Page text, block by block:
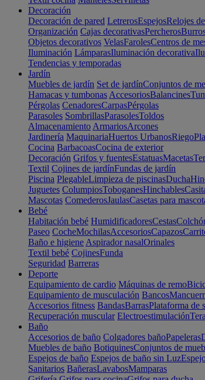
Decoración
Decoración de pared LetrerosEspejosRelojes
Organización Cajas decorativasPercheros
Objetos decorativos VelasFarolesCentros de
Iluminación LámparasIluminación decorativa
Tendencias y temporadas
Jardín
Muebles de jardín Set de jardínConjuntos de
Hamacas y tumbonas AccesoriosBalancines
Pérgolas CenadoresCarpasPérgolas
Parasoles SombrillasParasolesToldos
Almacenamiento ArmariosArcones
Jardinería MaquinariaHuertos UrbanosRiego
Cocina BarbacoasCocina de exterior
Decoración Grifos y fuentesEstatuasMacetas
Textil Cojines de jardínFundas de jardín
Piscina PlegableLimpieza de piscinasDucha
Juguetes ColumpiosToboganesHinchables
Mascotas ComederosJaulasCasetas para
Bebé
Habitación bebé HumidificadoresCestas
Paseo CocheMochilasAccesoriosCapazos
Baño e higiene Aspirador nasalOrinales
Textil bebé CojinesFunda
Seguridad Barreras
Deporte
Equipamiento de cardio Máquinas de remo
Equipamiento de musculación Bancos
Accesorios fitness BandasBarrasPlataforma de
Recuperación muscular Electroestimulación
Baño
Accesorios de baño Colgadores bañoPapeleras
Muebles de baño BotiquinesConjuntos de
Espejos de baño Espejos de baño sin Luz
Sanitarios BañerasLavabosMamparas